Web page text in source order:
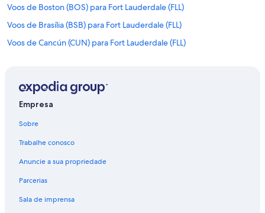
Voos de Boston (BOS) para Fort Lauderdale (FLL)
Voos de Brasília (BSB) para Fort Lauderdale (FLL)
Voos de Cancún (CUN) para Fort Lauderdale (FLL)
Voos de Las Vegas (LAS) para Fort Lauderdale (FLL)
Voos de Nova York (NYC) para Fort Lauderdale (FLL)
Voos de Belo Horizonte (PLU) para Fort Lauderdale (FLL)
Voos de Porto Alegre (POA) para Fort Lauderdale (FLL)
Empresa
Sobre
Trabalhe conosco
Anuncie a sua propriedade
Parcerias
Sala de imprensa